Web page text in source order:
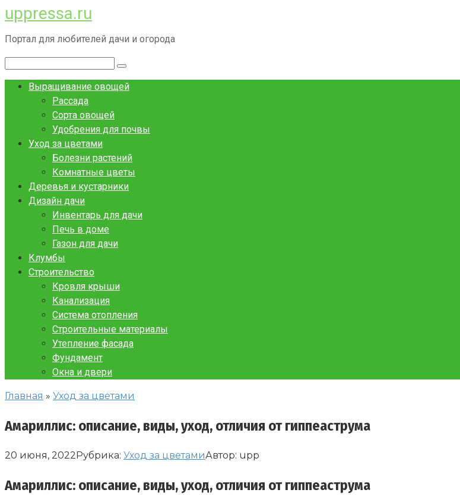
Перейти
к
контенту
uppressa.ru
Портал для любителей дачи и огорода
Выращивание овощей
Рассада
Сорта овощей
Удобрения для почвы
Уход за цветами
Болезни растений
Комнатные цветы
Деревья и кустарники
Дизайн дачи
Инвентарь для дачи
Печь в доме
Газон для дачи
Клумбы
Строительство
Кровля крыши
Канализация
Система отопления
Строительные материалы
Утепление фасада
Фундамент
Окна и двери
Главная » Уход за цветами
Амариллис: описание, виды, уход, отличия от гиппеаструма
20 июня, 2022Рубрика: Уход за цветамиАвтор: upp
Амариллис: описание, виды, уход, отличия от гиппеаструма